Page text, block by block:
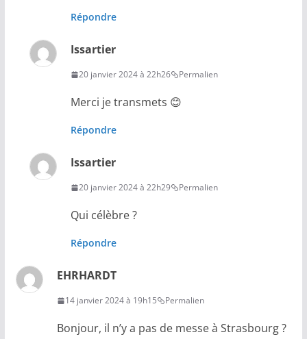
Répondre
Issartier
20 janvier 2024 à 22h26 Permalien
Merci je transmets 😊
Répondre
Issartier
20 janvier 2024 à 22h29 Permalien
Qui célèbre ?
Répondre
EHRHARDT
14 janvier 2024 à 19h15 Permalien
Bonjour, il n’y a pas de messe à Strasbourg ?